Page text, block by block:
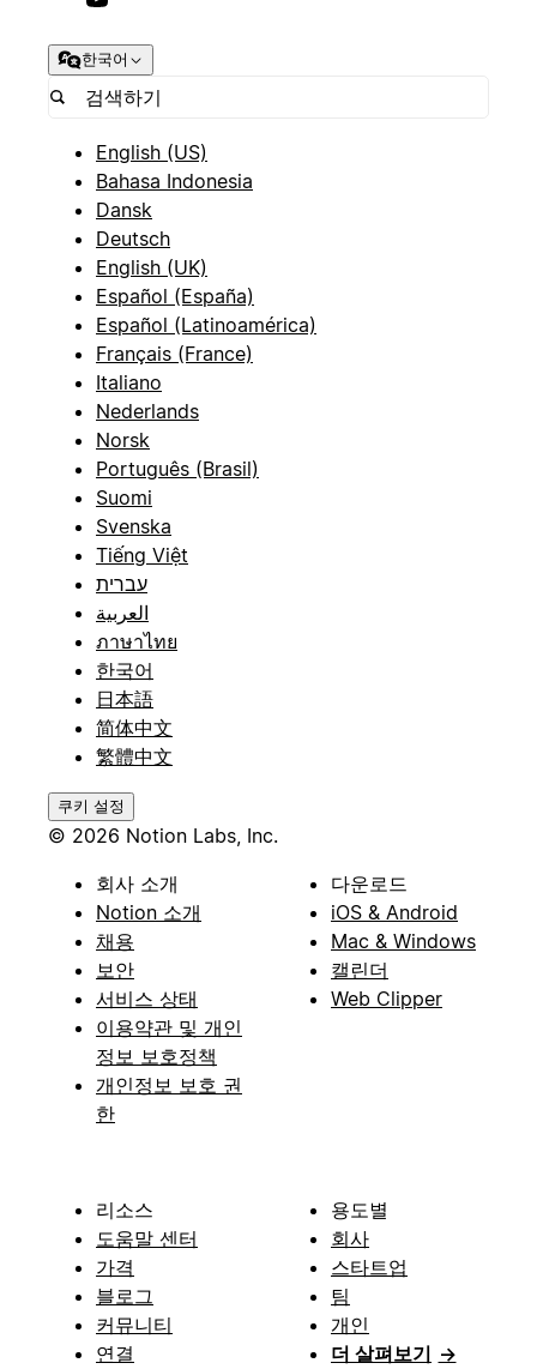
한국어
English (US)
Bahasa Indonesia
Dansk
Deutsch
English (UK)
Español (España)
Español (Latinoamérica)
Français (France)
Italiano
Nederlands
Norsk
Português (Brasil)
Suomi
Svenska
Tiếng Việt
עברית
العربية
ภาษาไทย
한국어
日本語
简体中文
繁體中文
쿠키 설정
© 2026 Notion Labs, Inc.
회사 소개
Notion 소개
채용
보안
서비스 상태
이용약관 및 개인
정보 보호정책
개인정보 보호 권
한
다운로드
iOS & Android
Mac & Windows
캘린더
Web Clipper
리소스
도움말 센터
가격
블로그
커뮤니티
연결
용도별
회사
스타트업
팀
개인
더 살펴보기 →